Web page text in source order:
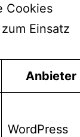
Cookies
Einsatz
Anbieter
WordPress